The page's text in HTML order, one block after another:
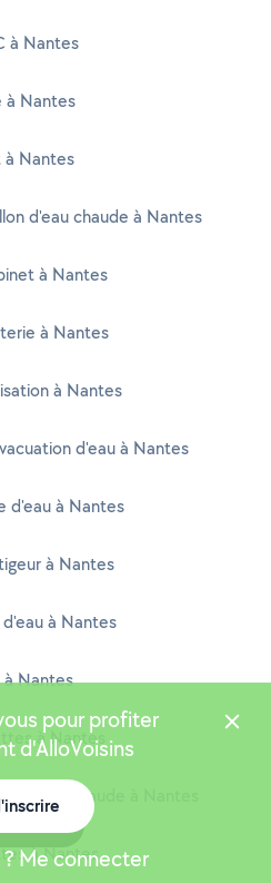
à Nantes
à Nantes
à Nantes
d'eau chaude à Nantes
à Nantes
à Nantes
à Nantes
d'eau à Nantes
d'eau à Nantes
à Nantes
à Nantes
Nantes
à Nantes
d'eau chaude à Nantes
à Nantes
pour profiter
d'AlloVoisins
Me connecter